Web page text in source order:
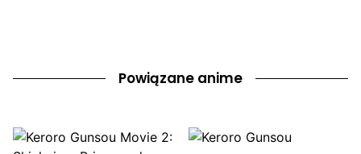
Powiązane anime